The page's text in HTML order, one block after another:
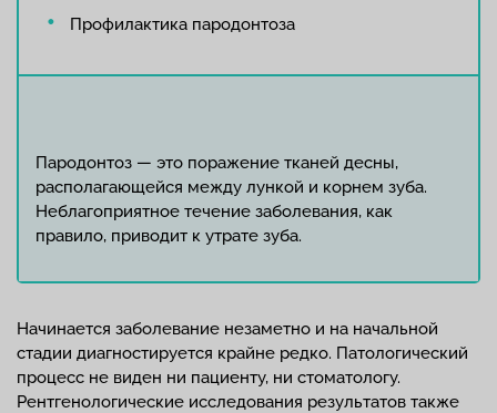
Профилактика пародонтоза
Пародонтоз — это поражение тканей десны,
располагающейся между лункой и корнем зуба.
Неблагоприятное течение заболевания, как
правило, приводит к утрате зуба.
Начинается заболевание незаметно и на начальной
стадии диагностируется крайне редко. Патологический
процесс не виден ни пациенту, ни стоматологу.
Рентгенологические исследования результатов также